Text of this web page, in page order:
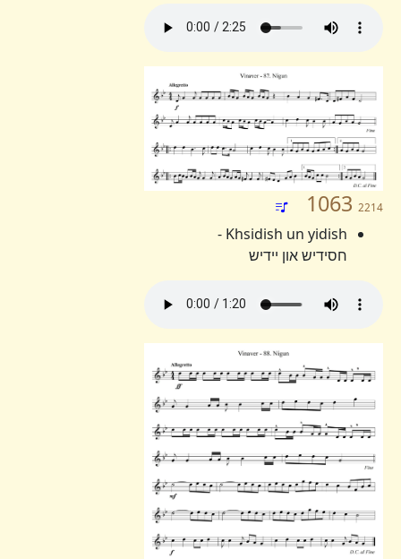
1063 2214
Khsidish un yidish -
חסידיש און יידיש